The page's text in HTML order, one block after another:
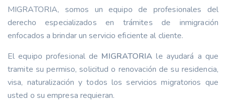
MIGRATORIA, somos un equipo de profesionales del
derecho especializados en trámites de inmigración
enfocados a brindar un servicio eficiente al cliente.
El equipo profesional de MIGRATORIA le ayudará a que
tramite su permiso, solicitud o renovación de su residencia,
visa, naturalización y todos los servicios migratorios que
usted o su empresa requieran.